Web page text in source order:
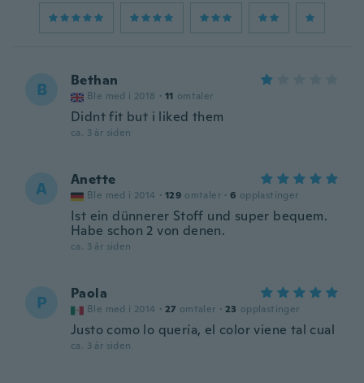
B Bethan
Ble med i 2018 · 11 omtaler
Didnt fit but i liked them
ca. 3 år siden
A Anette
Ble med i 2014 · 129 omtaler · 6 opplastinger
Ist ein dünnerer Stoff und super bequem.
Habe schon 2 von denen.
ca. 3 år siden
P Paola
Ble med i 2014 · 27 omtaler · 23 opplastinger
Justo como lo quería, el color viene tal cual
ca. 3 år siden